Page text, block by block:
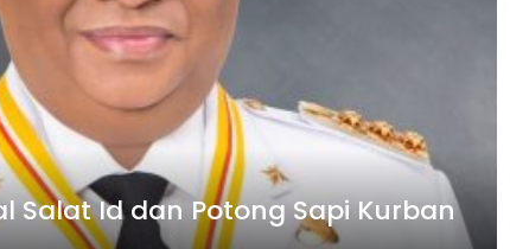
Salat Id dan Potong Sapi Kurban